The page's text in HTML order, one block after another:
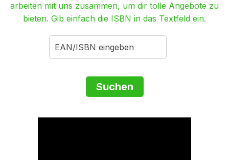
arbeiten mit uns zusammen, um dir tolle Angebote zu
bieten. Gib einfach die ISBN in das Textfeld ein.